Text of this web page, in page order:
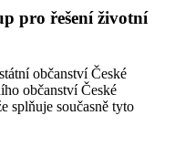
pro řešení životní
občanství České
občanství České
splňuje současně tyto